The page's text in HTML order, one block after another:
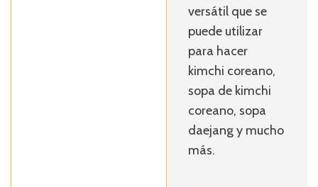
versátil que se
puede utilizar
para hacer
kimchi coreano,
sopa de kimchi
coreano, sopa
daejang y mucho
más.